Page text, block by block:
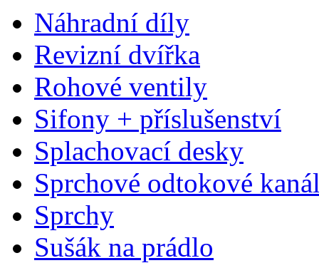
Náhradní díly
Revizní dvířka
Rohové ventily
Sifony + příslušenství
Splachovací desky
Sprchové odtokové
Sprchy
Sušák na prádlo